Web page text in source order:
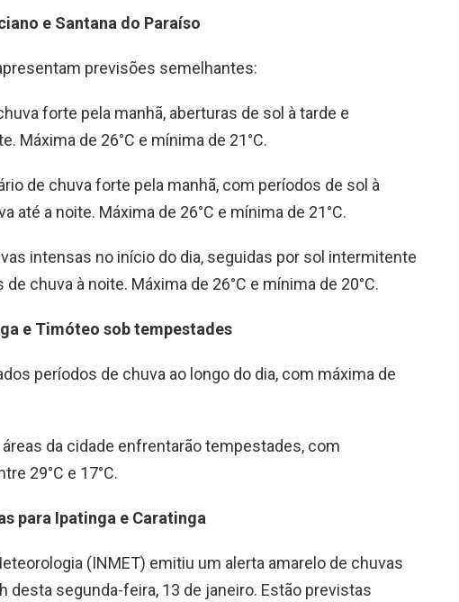
e Santana do Paraíso
previsões semelhantes:
forte pela manhã, aberturas de sol à tarde e
Máxima de 26°C e mínima de 21°C.
de chuva forte pela manhã, com períodos de sol à
até a noite. Máxima de 26°C e mínima de 21°C.
intensas no início do dia, seguidas por sol intermitente
chuva à noite. Máxima de 26°C e mínima de 20°C.
e Timóteo sob tempestades
períodos de chuva ao longo do dia, com máxima de
da cidade enfrentarão tempestades, com
29°C e 17°C.
para Ipatinga e Caratinga
(INMET) emitiu um alerta amarelo de chuvas
desta segunda-feira, 13 de janeiro. Estão previstas